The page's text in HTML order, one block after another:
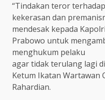
“Tindakan teror
kekerasan dan
mendesak kepada
Prabowo untuk
menghukum pelaku
agar tidak terulang lagi
Ketum Ikatan Wartawan
Rahardian.